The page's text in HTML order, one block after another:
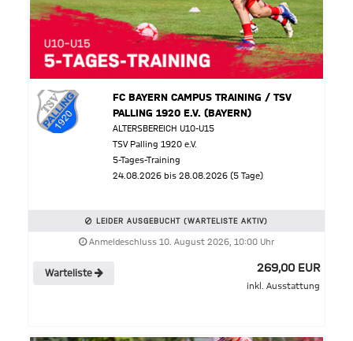
FC BAYERN CAMPUS TRAINING / TSV
PALLING 1920 E.V. (BAYERN)
ALTERSBEREICH U10-U15
TSV Palling 1920 e.V.
5-Tages-Training
24.08.2026 bis 28.08.2026 (5 Tage)
LEIDER AUSGEBUCHT (WARTELISTE AKTIV)
Anmeldeschluss 10. August 2026, 10:00 Uhr
Warteliste 269,00 EUR
inkl. Ausstattung